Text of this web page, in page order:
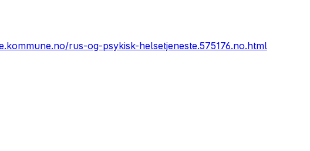
rus-og-psykisk-helsetjeneste.575176.no.html